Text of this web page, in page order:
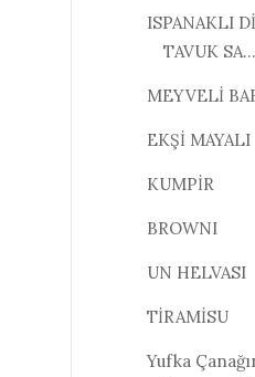
ISPANAKLI
TAVUK SA...
MEYVELİ
EKŞİ MAYALI
KUMPİR
BROWNI
UN HELVASI
TİRAMİSU
Yufka